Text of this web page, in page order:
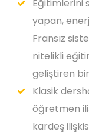
Eğitimlerini
yapan,
Fransız
nitelikli
geliştiren
Klasik
öğretmen
kardeş